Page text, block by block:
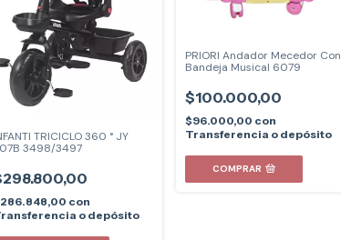
TRICICLO 360 ° JY
3498/3497
con
o depósito
PRIORI Andador Mecedor Con
Bandeja Musical 6079
$100.000,00
$96.000,00 con
Transferencia o depósito
COMPRAR